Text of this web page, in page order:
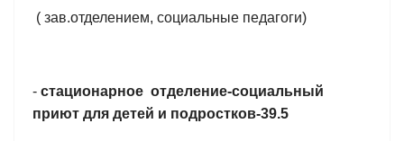
( зав.отделением, социальные педагоги)
- стационарное отделение-социальный
приют для детей и подростков-39.5